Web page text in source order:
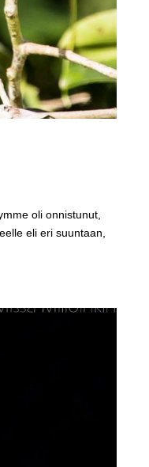
oli onnistunut,
eli eri suuntaan,